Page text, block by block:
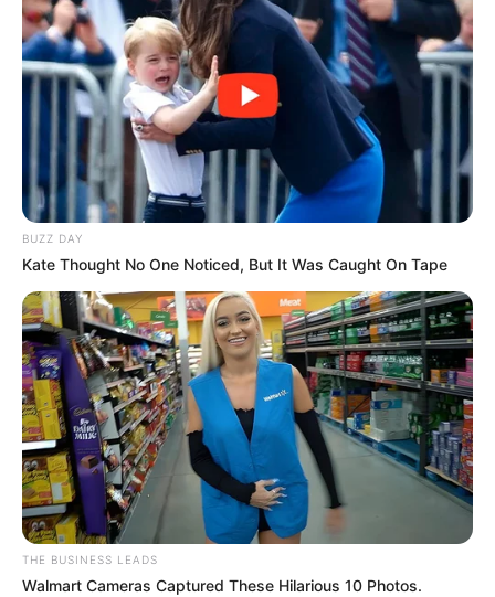
Receba notíciasdireto nocelular
entrando nos nossos grupos.
Clique na opção preferida:
WhatsApp,| Telegram |Facebook Inscreva-se no
JASB no YouTube
Autorizada a reprodução, desde que a fonte seja citada com o link
da matéria.
JASB - Jornal dos Agentes de Saúde do Brasil
Canal da Federalização
| Canal da CONACS
Canal da
Fnaras | Incentivo Financeiro
BUZZ DAY
Kate Thought No One Noticed, But It Was Caught On Tape
THE BUSINESS LEADS
Walmart Cameras Captured These Hilarious 10 Photos.